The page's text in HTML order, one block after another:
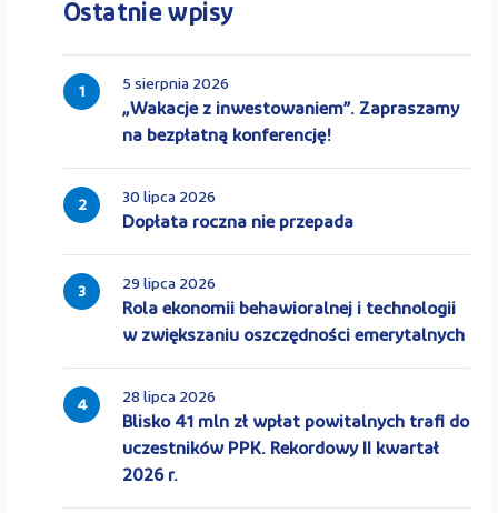
Ostatnie wpisy
1 5 sierpnia 2026
„Wakacje z inwestowaniem”. Zapraszamy
na bezpłatną konferencję!
2 30 lipca 2026
Dopłata roczna nie przepada
3 29 lipca 2026
Rola ekonomii behawioralnej i technologii
w zwiększaniu oszczędności emerytalnych
4 28 lipca 2026
Blisko 41 mln zł wpłat powitalnych trafi do
uczestników PPK. Rekordowy II kwartał
2026 r.